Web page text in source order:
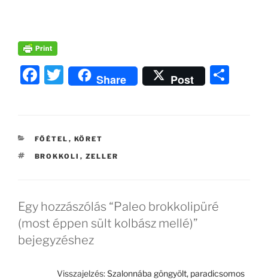
F
e
b
k
T
w
er
Share Post
KATEGÓRIÁK
FŐÉTEL , KÖRET
CÍMKÉK
BROKKOLI , ZELLER
Egy hozzászólás “Paleo brokkolipüré
(most éppen sült kolbász mellé)”
bejegyzéshez
Visszajelzés:Szalonnába göngyölt, paradicsomos